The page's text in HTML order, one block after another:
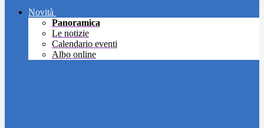
Novità
Panoramica
Le notizie
Calendario eventi
Albo online